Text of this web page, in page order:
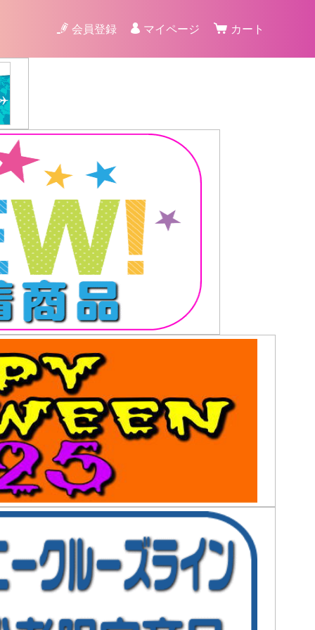
会員登録 マイページ カート